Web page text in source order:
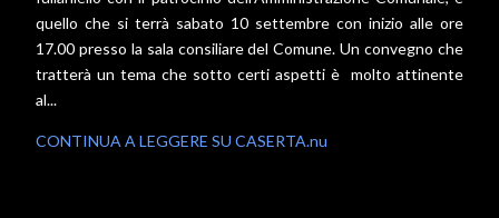
quello che si terrà sabato 10 settembre con inizio alle ore
17.00 presso la sala consiliare del Comune. Un convegno che
tratterà un tema che sotto certi aspetti è molto attinente
al...
CONTINUA A LEGGERE SU CASERTA.nu